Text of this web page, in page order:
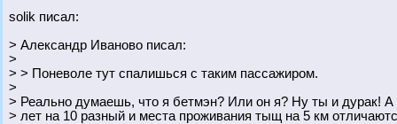
solik писал:
> Александр Иваново писал:
>
> > Поневоле тут спалишься с таким пассажиром.
>
> Реально думаешь, что я бетмэн? Или он я? Ну ты и дурак! А
> лет на 10 разный и места проживания тыщ на 5 км